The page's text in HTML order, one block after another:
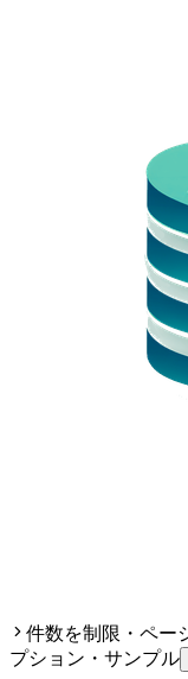
件数を制限・ペー
プション・サンプル